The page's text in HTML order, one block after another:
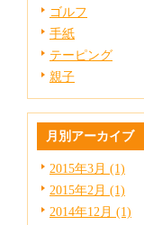
ゴルフ
手紙
テーピング
親子
月別アーカイブ
2015年3月 (1)
2015年2月 (1)
2014年12月 (1)